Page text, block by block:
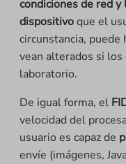
condiciones de red
dispositivoque el
circunstancia, puede
vean alterados si los
laboratorio.
De igual forma, el
velocidad del
usuario es capaz de
envíe (imágenes,